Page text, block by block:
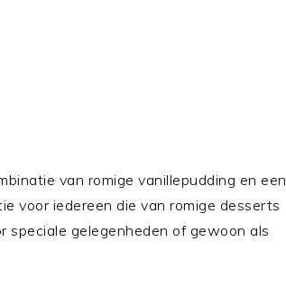
van romige vanillepudding en een
voor iedereen die van romige desserts
speciale gelegenheden of gewoon als